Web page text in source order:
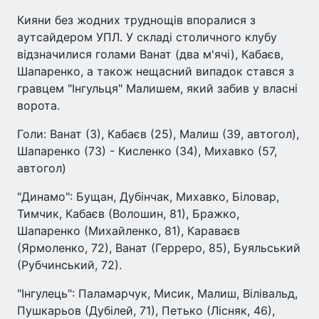
Кияни без жодних труднощів впоралися з
аутсайдером УПЛ. У складі столичного клубу
відзначилися голами Ванат (два м'ячі), Кабаєв,
Шапаренко, а також нещасний випадок стався з
гравцем "Інгульця" Малишем, який забив у власні
ворота.
Голи: Ванат (3), Кабаєв (25), Малиш (39, автогол),
Шапаренко (73) - Кисленко (34), Михавко (57,
автогол)
"Динамо": Бущан, Дубінчак, Михавко, Біловар,
Тимчик, Кабаєв (Волошин, 81), Бражко,
Шапаренко (Михайленко, 81), Караваєв
(Ярмоленко, 72), Ванат (Герреро, 85), Буяльський
(Рубчинський, 72).
"Інгулець": Паламарчук, Мисик, Малиш, Вілівальд,
Пушкарьов (Дубілей, 71), Петько (Лісняк, 46),